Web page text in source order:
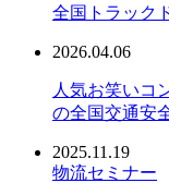
全国トラック
2026.04.06
人気お笑いコ
の全国交通安
2025.11.19
物流セミナー